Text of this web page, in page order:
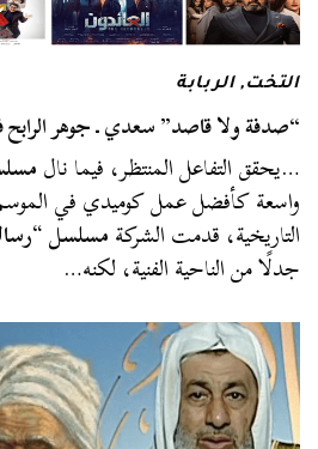
التخت,الربابة
“صدفة ولا قاصد” سعدي ـ جوهر الرابح
…يحقق التفاعل المنتظر، فيما نال
واسعة كأفضل عمل كوميدي في
التاريخية، قدمت الشركةمسلسل“
جدلًا من الناحية الفنية، لكنه…